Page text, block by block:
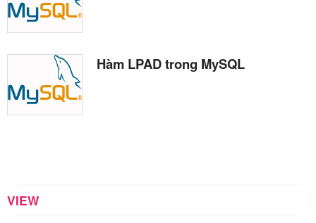
Hàm LPAD trong MySQL
VIEW